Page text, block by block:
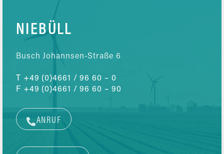
NIEBÜLL
Busch Johannsen-Straße 6
+49 (0)4661 / 96 60 – 0
F +49 (0)4661 / 96 60 – 90
ANRUF